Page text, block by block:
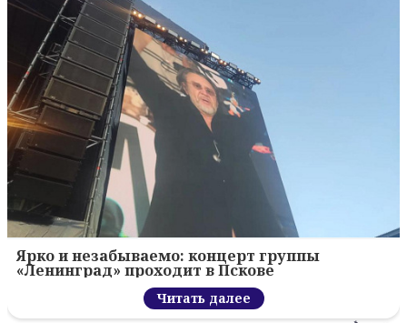
Ярко и незабываемо: концерт группы
«Ленинград» проходит в Пскове
Читать далее